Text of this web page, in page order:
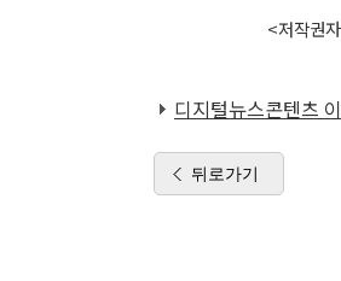
<저작권
디지털뉴스콘텐츠
뒤로가기